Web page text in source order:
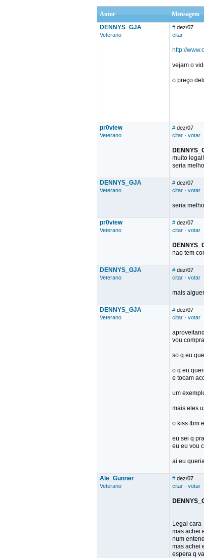
Autor
Mensagem
DENNYS_GJA
Veterano
# dez/07
citar
http://
vejam o
o preço
pr0view
Veterano
# dez/07
citar · votar
muito legal!
seria
DENNYS_GJA
Veterano
# dez/07
citar · votar
seria
pr0view
Veterano
# dez/07
citar · votar
nao tem
DENNYS_GJA
Veterano
# dez/07
citar · votar
mais
DENNYS_GJA
Veterano
# dez/07
citar · votar
vou
so q eu
o q eu
e tocam
um
mais eles
o kiss tbm
eu sei q
eu eu vou
ai eu
Ale_Gunner
Veterano
# dez/07
citar · votar
Legal cara
mas achei
num
mas achei
espera q